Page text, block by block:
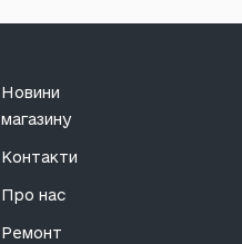
Новини
магазину
Контакти
Про нас
Ремонт